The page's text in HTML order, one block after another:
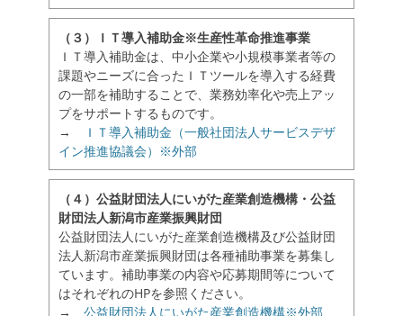
（３）ＩＴ導入補助金※生産性革命推進事業
ＩＴ導入補助金は、中小企業や小規模事業者等の
課題やニーズに合ったＩＴツールを導入する経費
の一部を補助することで、業務効率化や売上アッ
プをサポートするものです。
→
ＩＴ導入補助金（一般社団法人サービスデザ
イン推進協議会）※外部
（４）公益財団法人にいがた産業創造機構・公益
財団法人新潟市産業振興財団
公益財団法人にいがた産業創造機構及び公益財団
法人新潟市産業振興財団は各種補助事業を募集し
ています。補助事業の内容や応募期間等について
はそれぞれのHPを参照ください。
→ 公益財団法人にいがた産業創造機構※外部